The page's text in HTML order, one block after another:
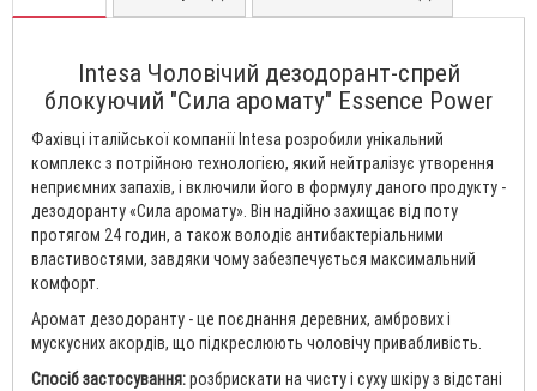
Intesa Чоловічий дезодорант-спрей
блокуючий "Сила аромату" Essence Power
Фахівці італійської компанії Intesa розробили унікальний
комплекс з потрійною технологією, який нейтралізує утворення
неприємних запахів, і включили його в формулу даного продукту -
дезодоранту «Сила аромату». Він надійно захищає від поту
протягом 24 годин, а також володіє антибактеріальними
властивостями, завдяки чому забезпечується максимальний
комфорт.
Аромат дезодоранту - це поєднання деревних, амбрових і
мускусних акордів, що підкреслюють чоловічу привабливість.
Спосіб застосування:розбрискати на чисту і суху шкіру з відстані